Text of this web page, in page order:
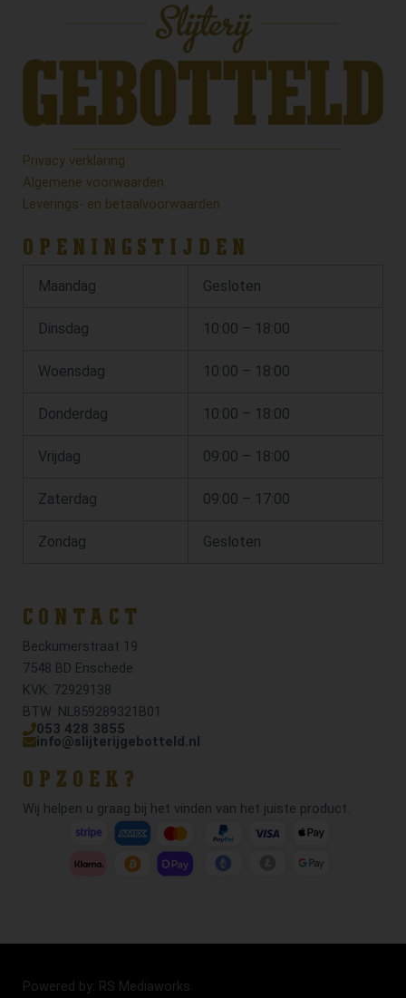
Privacy verklaring
Algemene voorwaarden
Leverings- en betaalvoorwaarden
OPENINGSTIJDEN
Maandag Gesloten
Dinsdag 10:00 – 18:00
Woensdag 10:00 – 18:00
Donderdag 10:00 – 18:00
Vrijdag 09:00 – 18:00
Zaterdag 09:00 – 17:00
Zondag Gesloten
CONTACT
Beckumerstraat 19
7548 BD Enschede
KVK: 72929138
BTW: NL859289321B01
053 428 3855
info@slijterijgebotteld.nl
OPZOEK?
Wij helpen u graag bij het vinden van het juiste product.
Powered by: RS Mediaworks